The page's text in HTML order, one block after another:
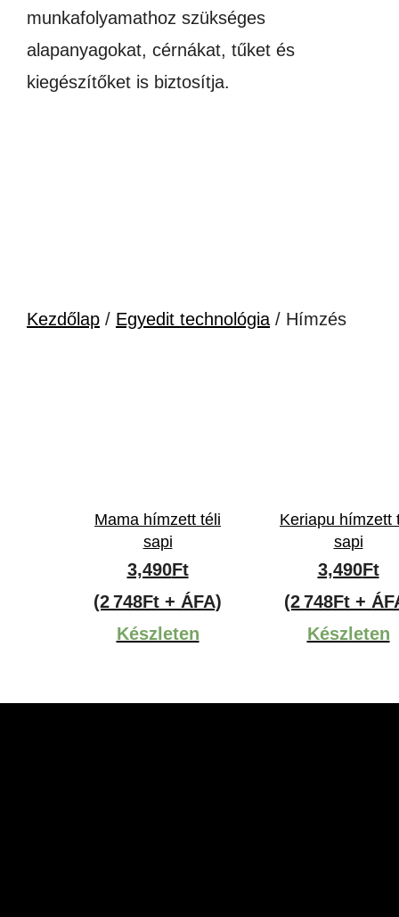
munkafolyamathoz szükséges
alapanyagokat, cérnákat, tűket és
kiegészítőket is biztosítja.
Kezdőlap / Egyedit technológia / Hímzés
Mama hímzett téli
sapi
3,490Ft
(2 748Ft + ÁFA)
Készleten
Keriapu hímzett
sapi
3,490Ft
(2 748Ft +
Készleten